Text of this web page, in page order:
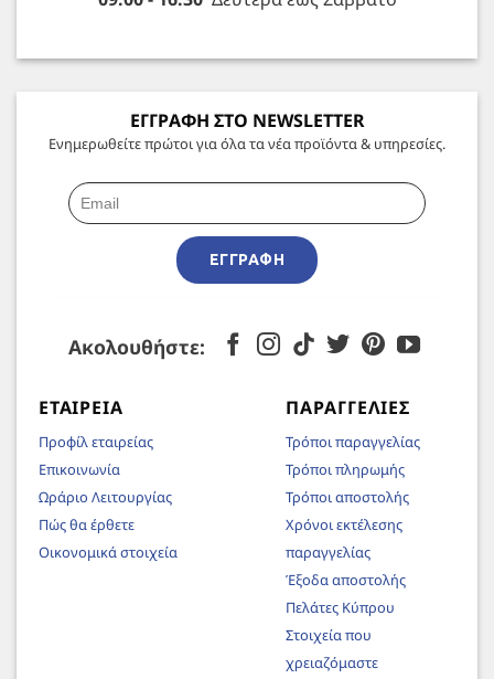
ΕΓΓΡΑΦΗ ΣΤΟ NEWSLETTER
Ενημερωθείτε πρώτοι για όλα τα νέα προϊόντα & υπηρεσίες.
ΕΓΓΡΑΦΉ
Ακολουθήστε:
ΕΤΑΙΡΕΊΑ
Προφίλ εταιρείας
Επικοινωνία
Ωράριο Λειτουργίας
Πώς θα έρθετε
Οικονομικά στοιχεία
ΠΑΡΑΓΓΕΛΊΕΣ
Τρόποι παραγγελίας
Τρόποι πληρωμής
Τρόποι αποστολής
Χρόνοι εκτέλεσης
παραγγελίας
Έξοδα αποστολής
Πελάτες Κύπρου
Στοιχεία που
χρειαζόμαστε